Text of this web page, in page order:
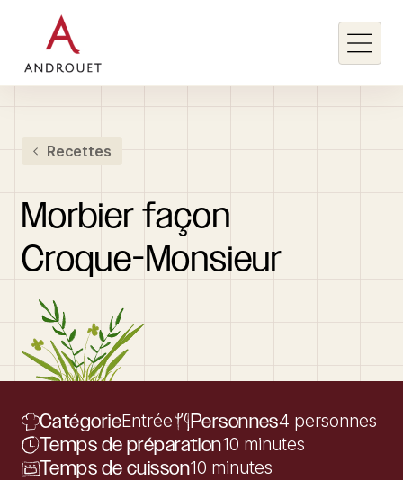
Rechercher un mot clé
Recettes
Morbier façon
Croque-Monsieur
CatégorieEntrée Personnes4 personnes
Temps de préparation10 minutes
Temps de cuisson10 minutes